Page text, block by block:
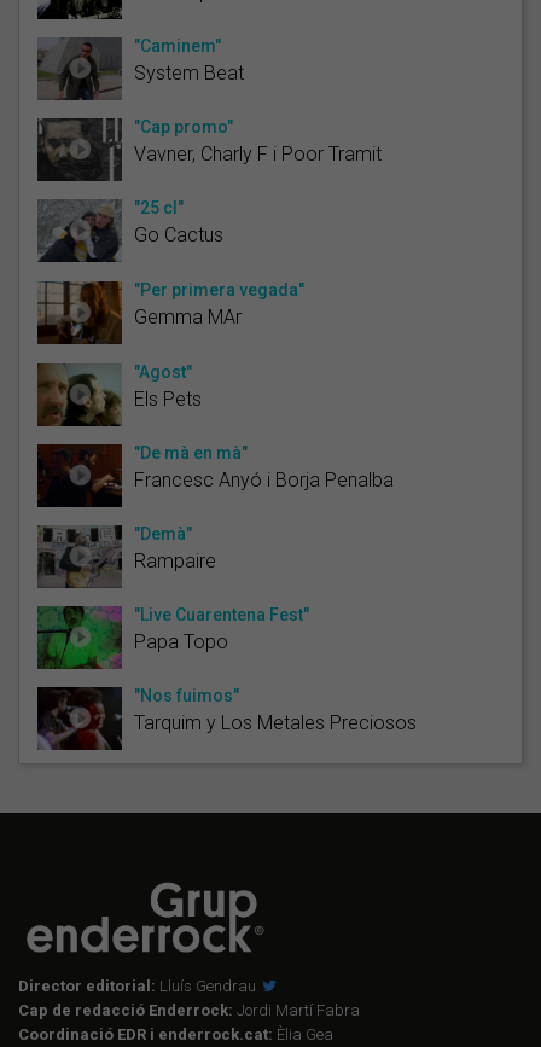
"Caminem"
System Beat
"Cap promo"
Vavner, Charly F i Poor Tramit
"25 cl"
Go Cactus
"Per primera vegada"
Gemma MAr
"Agost"
Els Pets
"De mà en mà"
Francesc Anyó i Borja Penalba
"Demà"
Rampaire
"Live Cuarentena Fest"
Papa Topo
"Nos fuimos"
Tarquim y Los Metales Preciosos
Director editorial: Lluís Gendrau
Cap de redacció Enderrock: Jordi Martí Fabra
Coordinació EDR i enderrock.cat: Èlia Gea